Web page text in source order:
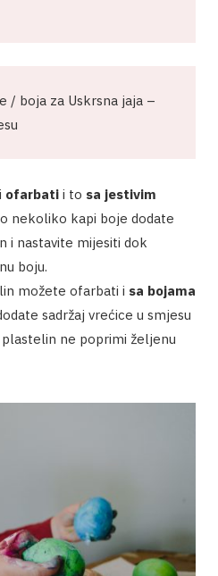
/ boja za Uskrsna jaja –
ofarbati i to sa jestivim
nekoliko kapi boje dodate
i nastavite mijesiti dok
boju.
možete ofarbati i sa bojama
sadržaj vrećice u smjesu
ne poprimi željenu